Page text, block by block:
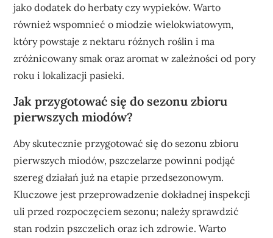
jako dodatek do herbaty czy wypieków. Warto
również wspomnieć o miodzie wielokwiatowym,
który powstaje z nektaru różnych roślin i ma
zróżnicowany smak oraz aromat w zależności od pory
roku i lokalizacji pasieki.
Jak przygotować się do sezonu zbioru
pierwszych miodów?
Aby skutecznie przygotować się do sezonu zbioru
pierwszych miodów, pszczelarze powinni podjąć
szereg działań już na etapie przedsezonowym.
Kluczowe jest przeprowadzenie dokładnej inspekcji
uli przed rozpoczęciem sezonu; należy sprawdzić
stan rodzin pszczelich oraz ich zdrowie. Warto